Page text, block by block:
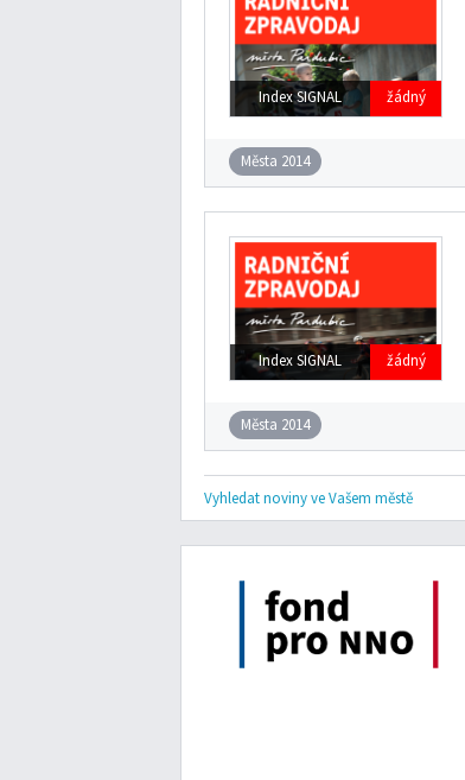
Index SIGNAL žádný
Města 2014
Index SIGNAL žádný
Města 2014
Vyhledat noviny ve Vašem městě